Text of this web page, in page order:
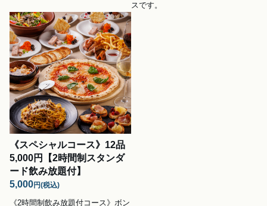
スです。
《スペシャルコース》12品
5,000円【2時間制スタンダ
ード飲み放題付】
5,000円(税込)
《2時間制飲み放題付コース》ボン